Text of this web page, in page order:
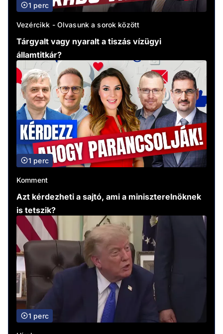
1 perc
Vezércikk - Olvasunk a sorok között
Tárgyalt vagy nyaralt a tiszás vízügyi
államtitkár?
1 perc
Komment
Azt kérdezheti a sajtó, ami a miniszterelnöknek
is tetszik?
1 perc